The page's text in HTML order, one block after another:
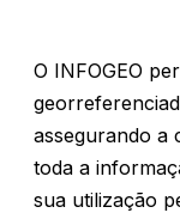
O INFOGEO
assegurando a
toda a
sua utilização